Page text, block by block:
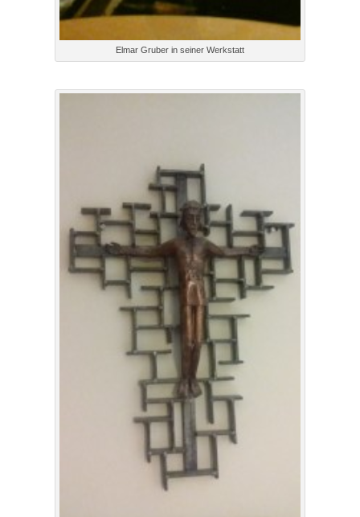
Elmar Gruber in seiner Werkstatt